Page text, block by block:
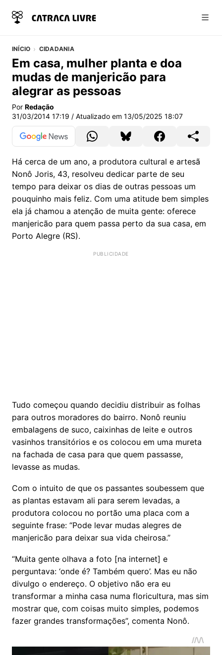
INÍCIO CIDADANIA
Em casa, mulher planta e doa
mudas de manjericão para
alegrar as pessoas
Por Redação
31/03/2014 17:19 / Atualizado em 13/05/2025 18:07
Há cerca de um ano, a produtora cultural e artesã
Nonô Joris, 43, resolveu dedicar parte de seu
tempo para deixar os dias de outras pessoas um
pouquinho mais feliz. Com uma atitude bem simples
ela já chamou a atenção de muita gente: oferece
manjericão para quem passa perto da sua casa, em
Porto Alegre (RS).
Tudo começou quando decidiu distribuir as folhas
para outros moradores do bairro. Nonô reuniu
embalagens de suco, caixinhas de leite e outros
vasinhos transitórios e os colocou em uma mureta
na fachada de casa para que quem passasse,
levasse as mudas.
Com o intuito de que os passantes soubessem que
as plantas estavam ali para serem levadas, a
produtora colocou no portão uma placa com a
seguinte frase: “Pode levar mudas alegres de
manjericão para deixar sua vida cheirosa.”
“Muita gente olhava a foto [na internet] e
perguntava: ‘onde é? Também quero’. Mas eu não
divulgo o endereço. O objetivo não era eu
transformar a minha casa numa floricultura, mas sim
mostrar que, com coisas muito simples, podemos
fazer grandes transformações”, comenta Nonô.